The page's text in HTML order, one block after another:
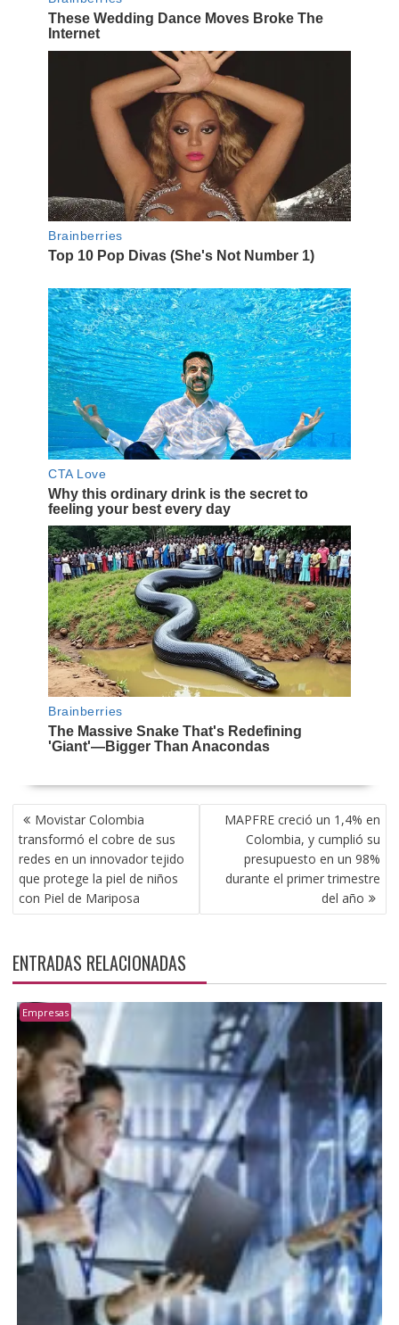
NAVEGACIÓN
DE
ENTRADAS
Movistar Colombia
transformó el cobre de sus
redes en un innovador tejido
que protege la piel de niños
con Piel de Mariposa
MAPFRE creció un 1,4% en
Colombia, y cumplió su
presupuesto en un 98%
durante el primer trimestre
del año
ENTRADAS RELACIONADAS
Empresas